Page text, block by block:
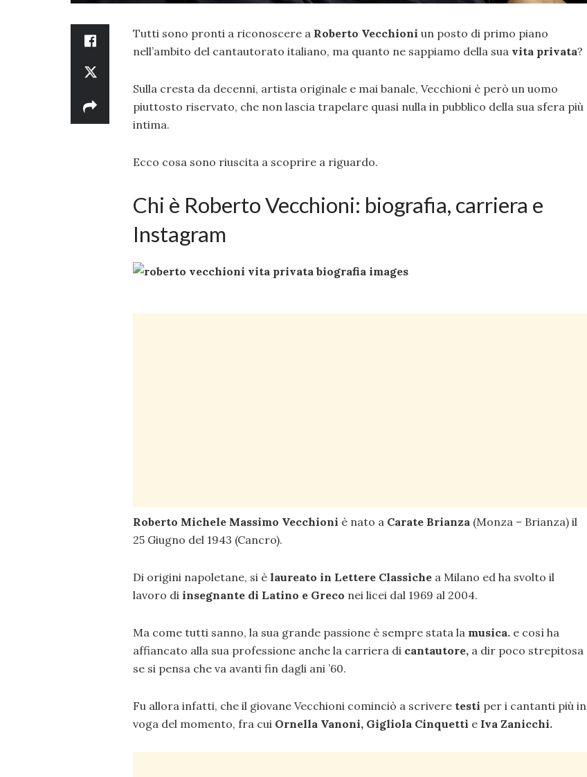
Tutti sono pronti a riconoscere a Roberto Vecchioni un posto di primo piano
nell’ambito del cantautorato italiano, ma quanto ne sappiamo della sua vita privata?
Sulla cresta da decenni, artista originale e mai banale, Vecchioni è però un uomo
piuttosto riservato, che non lascia trapelare quasi nulla in pubblico della sua sfera più
intima.
Ecco cosa sono riuscita a scoprire a riguardo.
Chi è Roberto Vecchioni: biografia, carriera e
Instagram
Roberto Michele Massimo Vecchioni è nato a Carate Brianza (Monza – Brianza) il
25 Giugno del 1943 (Cancro).
Di origini napoletane, si è laureato in Lettere Classiche a Milano ed ha svolto il
lavoro di insegnante di Latino e Greco nei licei dal 1969 al 2004.
Ma come tutti sanno, la sua grande passione è sempre stata la musica. e così ha
affiancato alla sua professione anche la carriera di cantautore, a dir poco strepitosa
se si pensa che va avanti fin dagli ani ’60.
Fu allora infatti, che il giovane Vecchioni cominciò a scrivere testi per i cantanti più in
voga del momento, fra cui Ornella Vanoni, Gigliola Cinquetti e Iva Zanicchi.